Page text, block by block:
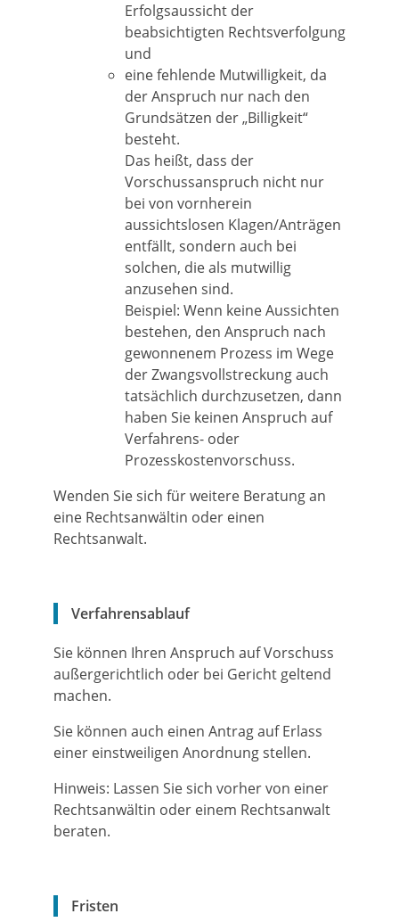
Erfolgsaussicht der
beabsichtigten Rechtsverfolgung
und
eine fehlende Mutwilligkeit, da
der Anspruch nur nach den
Grundsätzen der „Billigkeit“
besteht.
Das heißt, dass der
Vorschussanspruch nicht nur
bei von vornherein
aussichtslosen Klagen/Anträgen
entfällt, sondern auch bei
solchen, die als mutwillig
anzusehen sind.
Beispiel: Wenn keine Aussichten
bestehen, den Anspruch nach
gewonnenem Prozess im Wege
der Zwangsvollstreckung auch
tatsächlich durchzusetzen, dann
haben Sie keinen Anspruch auf
Verfahrens- oder
Prozesskostenvorschuss.
Wenden Sie sich für weitere Beratung an
eine Rechtsanwältin oder einen
Rechtsanwalt.
Verfahrensablauf
Sie können Ihren Anspruch auf Vorschuss
außergerichtlich oder bei Gericht geltend
machen.
Sie können auch einen Antrag auf Erlass
einer einstweiligen Anordnung stellen.
Hinweis: Lassen Sie sich vorher von einer
Rechtsanwältin oder einem Rechtsanwalt
beraten.
Fristen